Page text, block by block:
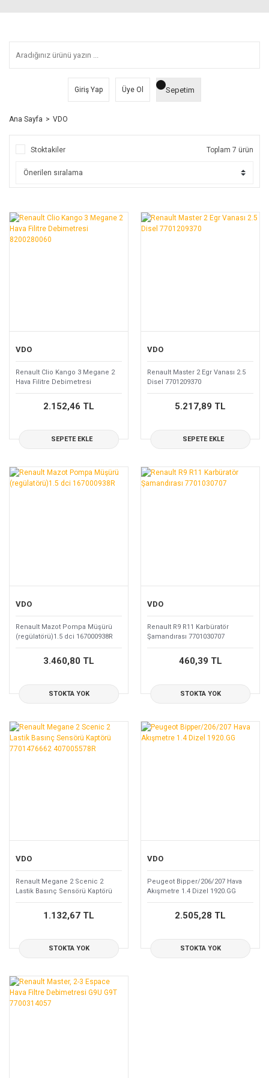
Giriş Yap Üye Ol Sepetim
Ana Sayfa VDO
Stoktakiler Toplam 7 ürün
VDO
Renault Clio Kango 3 Megane 2
Hava Filitre Debimetresi
8200280060
2.152,46 TL
SEPETE EKLE
VDO
Renault Master 2 Egr Vanası 2.5
Disel 7701209370
5.217,89 TL
SEPETE EKLE
VDO
Renault Mazot Pompa Müşürü
(regülatörü)1.5 dci 167000938R
3.460,80 TL
STOKTA YOK
VDO
Renault R9 R11 Karbüratör
Şamandırası 7701030707
460,39 TL
STOKTA YOK
VDO
Renault Megane 2 Scenic 2
Lastik Basınç Sensörü Kaptörü
7701476662 407005578R
1.132,67 TL
STOKTA YOK
VDO
Peugeot Bipper/206/207 Hava
Akışmetre 1.4 Dizel 1920.GG
2.505,28 TL
STOKTA YOK